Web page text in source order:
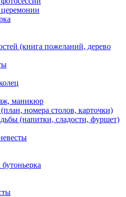
(книга пожеланий, дерево
маникюр
(план, номера столов, карточки)
(напитки, сладости, фуршет)